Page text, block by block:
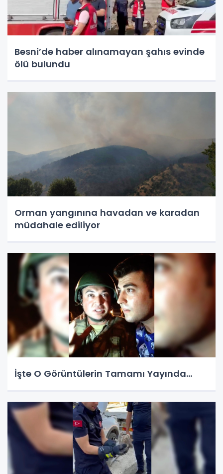
Besni’de haber alınamayan şahıs evinde
ölü bulundu
Orman yangınına havadan ve karadan
müdahale ediliyor
İşte O Görüntülerin Tamamı Yayında…